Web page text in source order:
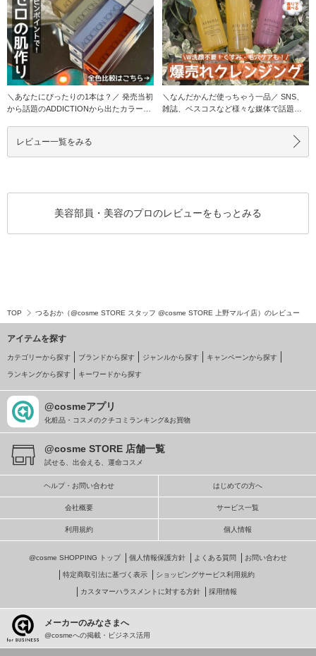
＼あなたにぴったりの1本は？／ 発売当初
から話題のADDICTIONから出たカラーコ
＼なんだかんだ使っちゃう一品／ SNS、
雑誌、ベスコスなど様々な媒体で話題の
レビュー一覧をみる
美容部員・美容のプロのレビューをもっとみる
TOP つるおか（@cosme STORE スタッフ @cosme STORE 上野マルイ店）のレビュー
アイテムを探す
カテゴリーから探す ブランドから探す ジャンルから探す キャンペーンから探す
ランキングから探す キーワードから探す
@cosmeアプリ
化粧品・コスメのクチコミランキング&お買物
@cosme STORE 店舗一覧
試せる、出会える、運命コスメ
ヘルプ・お問い合わせ はじめての方へ
会社概要 サービス一覧
利用規約 個人情報
@cosme SHOPPING トップ 個人情報保護方針 よくある質問 お問い合わせ
特定商取引法に基づく表示 ショッピングサービス利用規約
カスタマーハラスメントに対する方針 採用情報
メーカーのみなさまへ
@cosmeへの掲載・ビジネス活用